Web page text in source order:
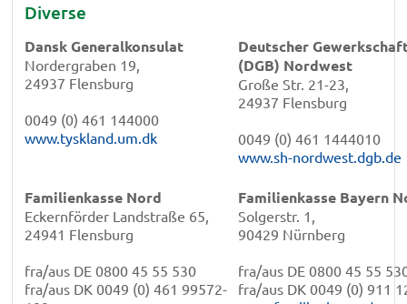
Diverse
Dansk Generalkonsulat
Nordergraben 19,
24937 Flensburg
0049 (0) 461 144000
www.tyskland.um.dk
Deutscher
(DGB) Nordwest
Große Str. 21-23,
24937 Flensburg
0049 (0) 461 1444010
www.sh-nordwest.dgb.de
Familienkasse Nord
Eckernförder Landstraße 65,
24941 Flensburg
fra/aus DE 0800 45 55 530
fra/aus DK 0049 (0) 461 99572-
Familienkasse Bayern
Solgerstr. 1,
90429 Nürnberg
fra/aus DE 0800 45 55
fra/aus DK 0049 (0) 911